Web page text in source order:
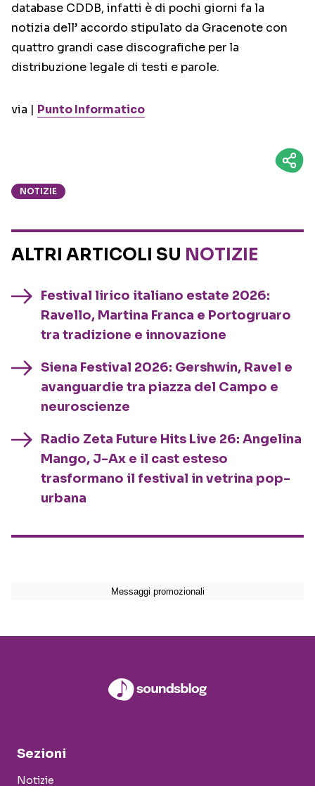
database CDDB, infatti è di pochi giorni fa la
notizia dell’ accordo stipulato da Gracenote con
quattro grandi case discografiche per la
distribuzione legale di testi e parole.
via | Punto Informatico
NOTIZIE
ALTRI ARTICOLI SU NOTIZIE
Festival lirico italiano estate 2026:
Ravello, Martina Franca e Portogruaro
tra tradizione e innovazione
Siena Festival 2026: Gershwin, Ravel e
avanguardie tra piazza del Campo e
neuroscienze
Radio Zeta Future Hits Live 26: Angelina
Mango, J-Ax e il cast esteso
trasformano il festival in vetrina pop-
urbana
Sezioni
Notizie